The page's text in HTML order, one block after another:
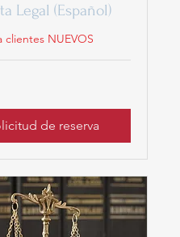
Legal (Español)
clientes NUEVOS
de reserva